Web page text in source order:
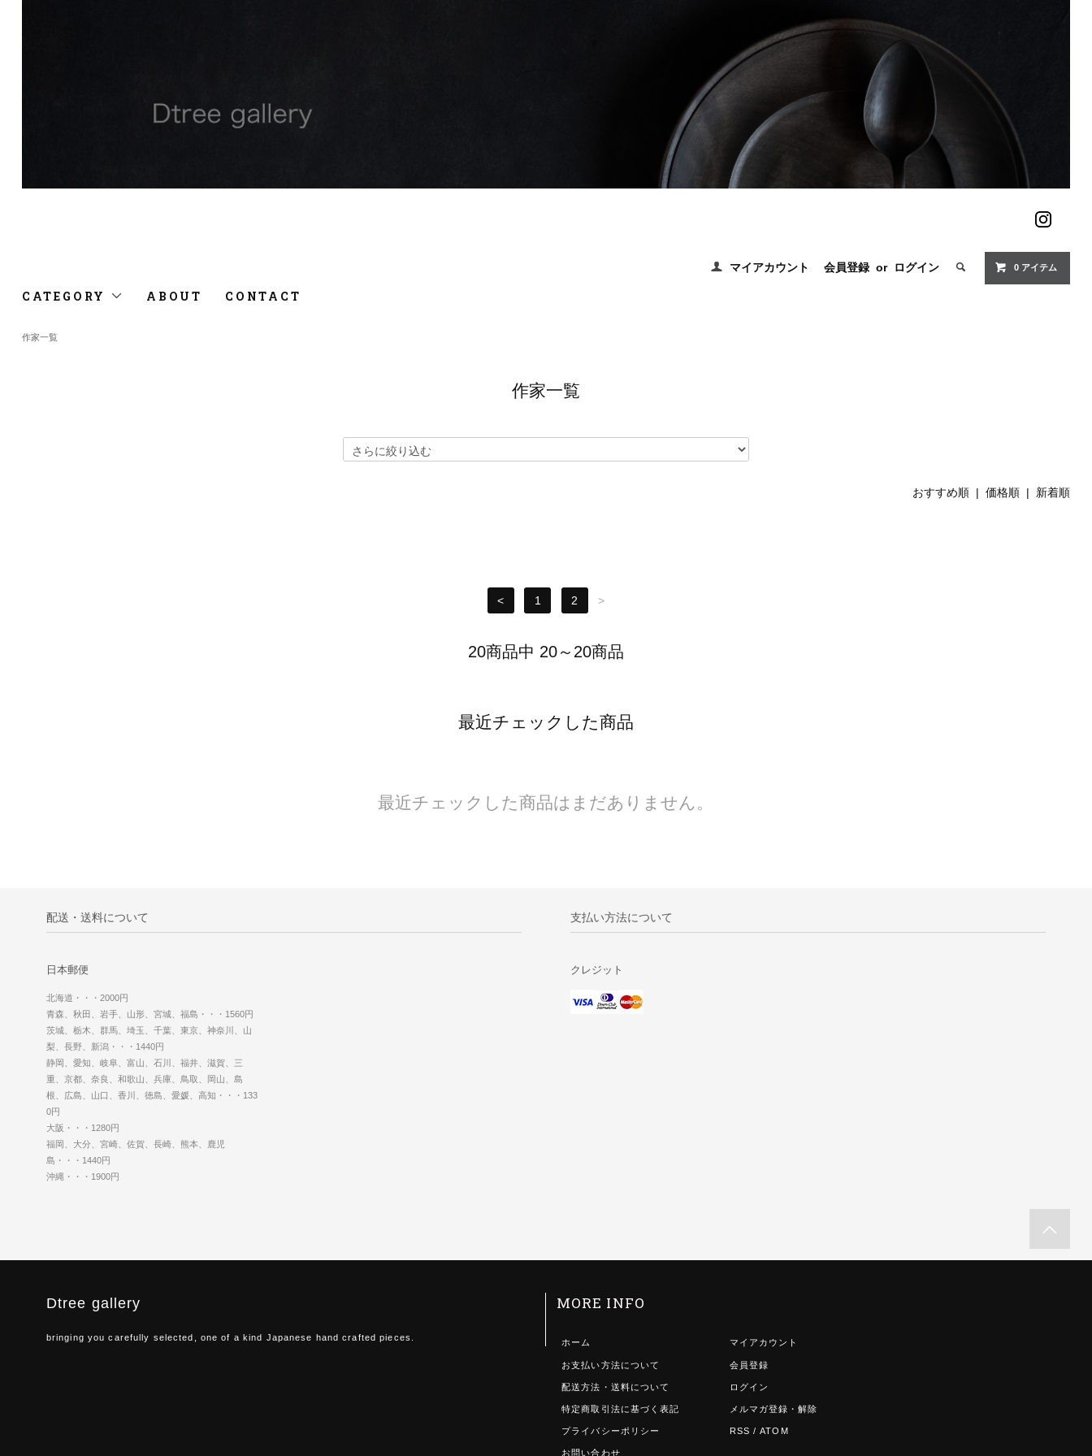
マイアカウント 会員登録 or ログイン 0 アイテム
CATEGORY ABOUT CONTACT
作家一覧
作家一覧
おすすめ順 |価格順 | 新着順
< 1 2 >
20商品中 20～20商品
最近チェックした商品
最近チェックした商品はまだありません。
配送・送料について
日本郵便
北海道・・・2000円
青森、秋田、岩手、山形、宮城、福島・・・1560円
茨城、栃木、群馬、埼玉、千葉、東京、神奈川、山
梨、長野、新潟・・・1440円
静岡、愛知、岐阜、富山、石川、福井、滋賀、三
重、京都、奈良、和歌山、兵庫、鳥取、岡山、島
根、広島、山口、香川、徳島、愛媛、高知・・・133
0円
大阪・・・1280円
福岡、大分、宮崎、佐賀、長崎、熊本、鹿児
島・・・1440円
沖縄・・・1900円
支払い方法について
クレジット
Dtree gallery
bringing you carefully selected, one of a kind Japanese hand crafted pieces.
MORE INFO
ホーム
お支払い方法について
配送方法・送料について
特定商取引法に基づく表記
プライバシーポリシー
お問い合わせ
マイアカウント
会員登録
ログイン
メルマガ登録・解除
RSS /ATOM